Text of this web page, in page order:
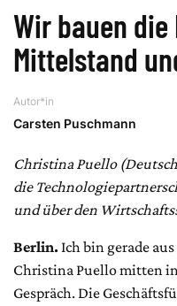
Wir bauen
Mittelstand
Autor*in
Carsten Puschmann
Christina Puello
die
und über den
Berlin.Ich bin gerade
Christina Puello mitten
Gespräch. Die